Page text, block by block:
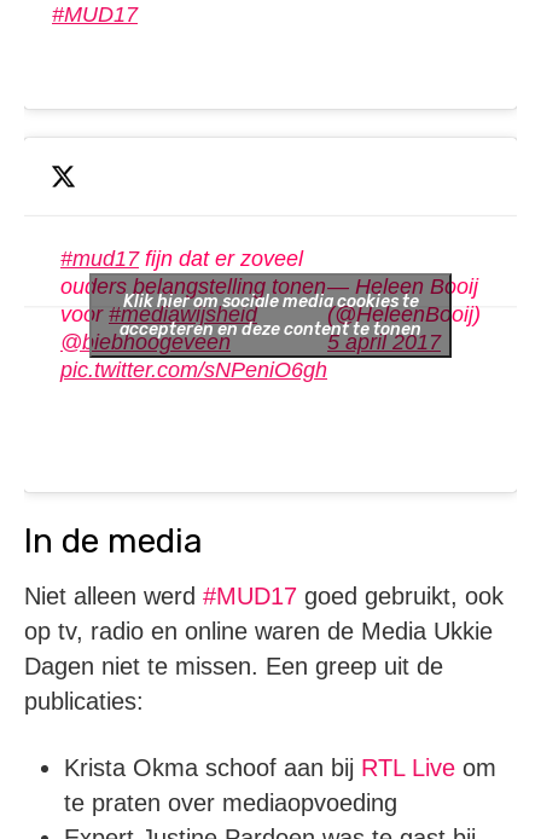
#MUD17
#mud17fijn dat er zoveel
ouders belangstelling tonen
voor #mediawijsheid
@biebhoogeveen
pic.twitter.com/sNPeniO6gh
— Heleen Booij
(@HeleenBooij)
5 april 2017
Klik hier om sociale media cookies te
accepteren en deze content te tonen
In de media
Niet alleen werd #MUD17 goed gebruikt, ook
op tv, radio en online waren de Media Ukkie
Dagen niet te missen. Een greep uit de
publicaties:
Krista Okma schoof aan bij RTL Liveom
te praten over mediaopvoeding